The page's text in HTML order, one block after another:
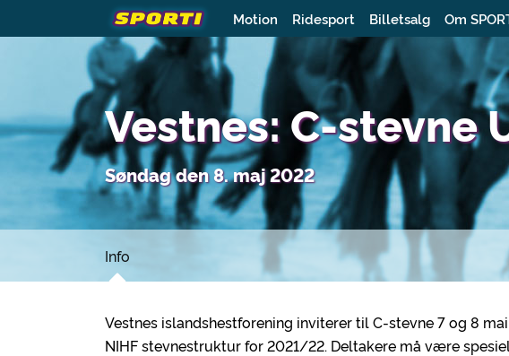
Motion Ridesport Billetsalg Om
Vestnes: C-stevne
Søndag den 8. maj 2022
Info
Vestnes islandshestforening inviterer til C-stevne 7 og 8
NIHF stevnestruktur for 2021/22. Deltakere må være